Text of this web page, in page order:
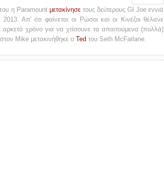
η Paramount μετακίνησετους δεύτερους GI Joe εννιά
Απ' ότι φαίνεται οι Ρώσοι και οι Κινέζοι θέλανε
χρόνο για να χτίσουνε τα απαιτούμενα (πολλά)
Mike μετακινήθηκε ο Ted του Seth McFarlane.